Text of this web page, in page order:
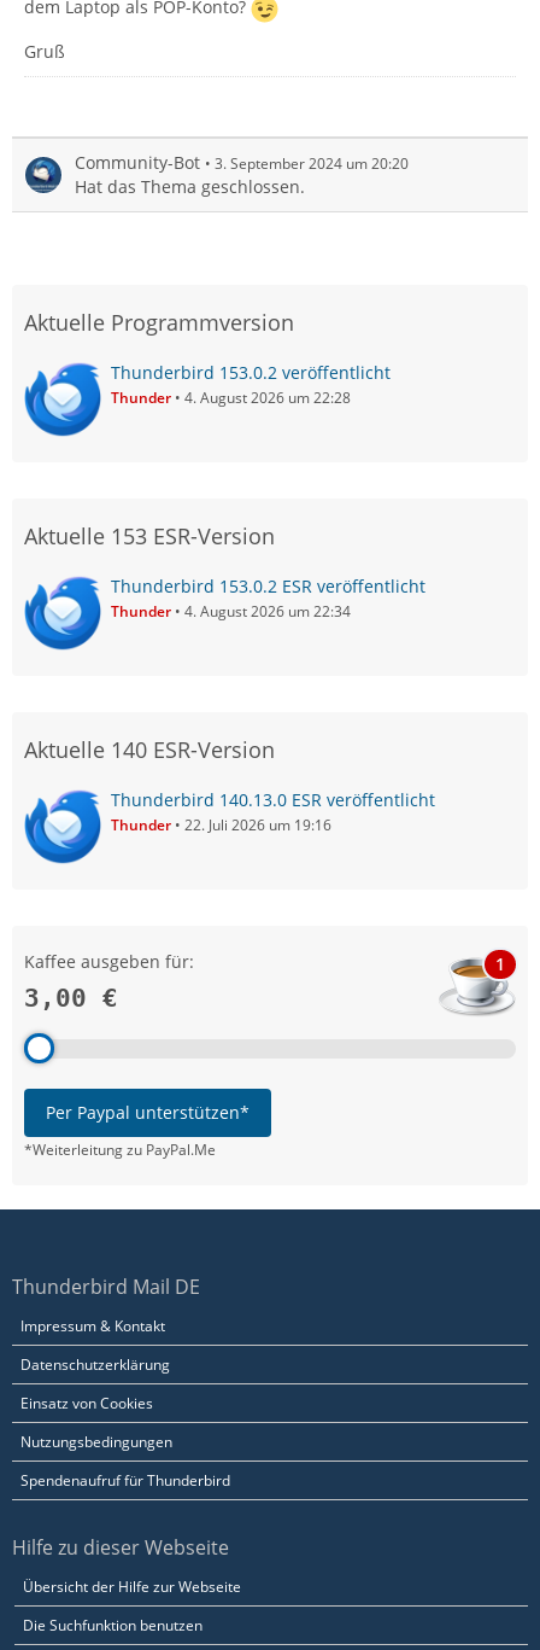
dem Laptop als POP-Konto?
Gruß
Community-Bot 3. September 2024 um 20:20
Hat das Thema geschlossen.
Aktuelle Programmversion
Thunderbird 153.0.2 veröffentlicht
Thunder 4. August 2026 um 22:28
Aktuelle 153 ESR-Version
Thunderbird 153.0.2 ESR veröffentlicht
Thunder 4. August 2026 um 22:34
Aktuelle 140 ESR-Version
Thunderbird 140.13.0 ESR veröffentlicht
Thunder 22. Juli 2026 um 19:16
Kaffee ausgeben für:
3,00 €
1
Per Paypal unterstützen*
*Weiterleitung zu PayPal.Me
Thunderbird Mail DE
Impressum & Kontakt
Datenschutzerklärung
Einsatz von Cookies
Nutzungsbedingungen
Spendenaufruf für Thunderbird
Hilfe zu dieser Webseite
Übersicht der Hilfe zur Webseite
Die Suchfunktion benutzen